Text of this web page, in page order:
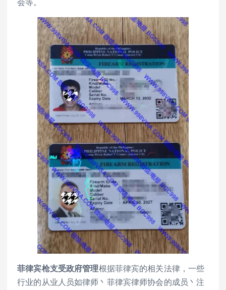
菲律宾枪支受政府管理根据菲律宾的相关法律，一些
行业的从业人员如律师丶菲律宾律师协会的成员丶注